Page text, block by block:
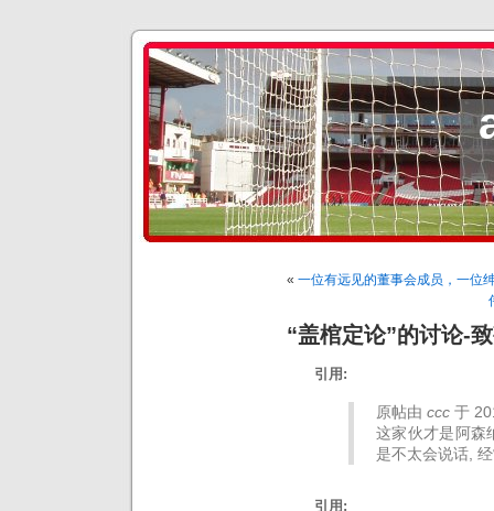
« 一位有远见的董事会成员，一位
“盖棺定论”的讨论-
引用:
原帖由 ccc 于
这家伙才是阿森
是不太会说话,
引用: